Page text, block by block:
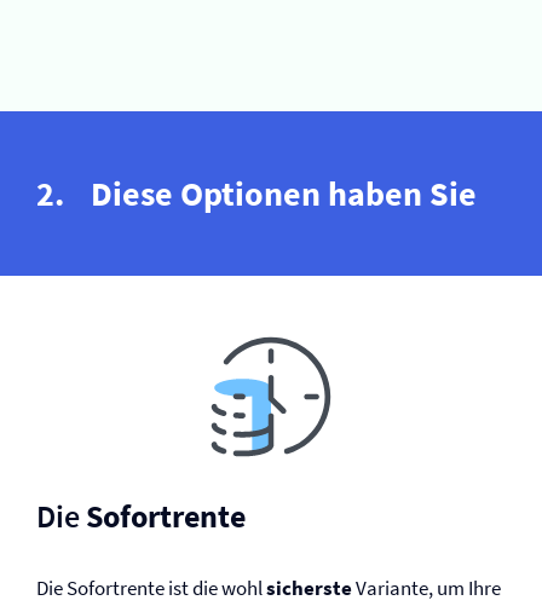
Diese Optionen haben Sie
DieSofortrente
Die Sofortrente ist die wohlsichersteVariante, um Ihre